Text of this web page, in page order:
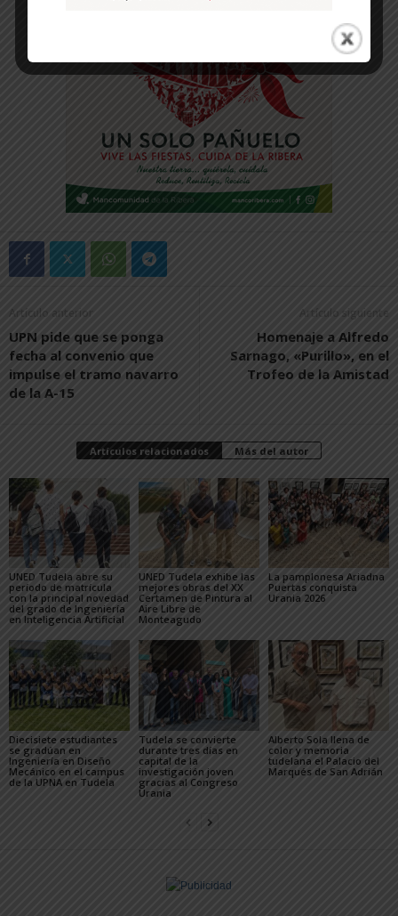
Artículo anterior
UPN pide que se ponga
fecha al convenio que
impulse el tramo navarro
de la A-15
Artículo siguiente
Homenaje a Alfredo
Sarnago, «Purillo», en el
Trofeo de la Amistad
Artículos relacionados Más del autor
UNED Tudela abre su
período de matrícula
con la principal novedad
del grado de Ingeniería
en Inteligencia Artificial
UNED Tudela exhibe las
mejores obras del XX
Certamen de Pintura al
Aire Libre de
Monteagudo
La pamplonesa Ariadna
Puertas conquista
Urania 2026
Diecisiete estudiantes
se gradúan en
Ingeniería en Diseño
Mecánico en el campus
de la UPNA en Tudela
Tudela se convierte
durante tres días en
capital de la
investigación joven
gracias al Congreso
Urania
Alberto Sola llena de
color y memoria
tudelana el Palacio del
Marqués de San Adrián